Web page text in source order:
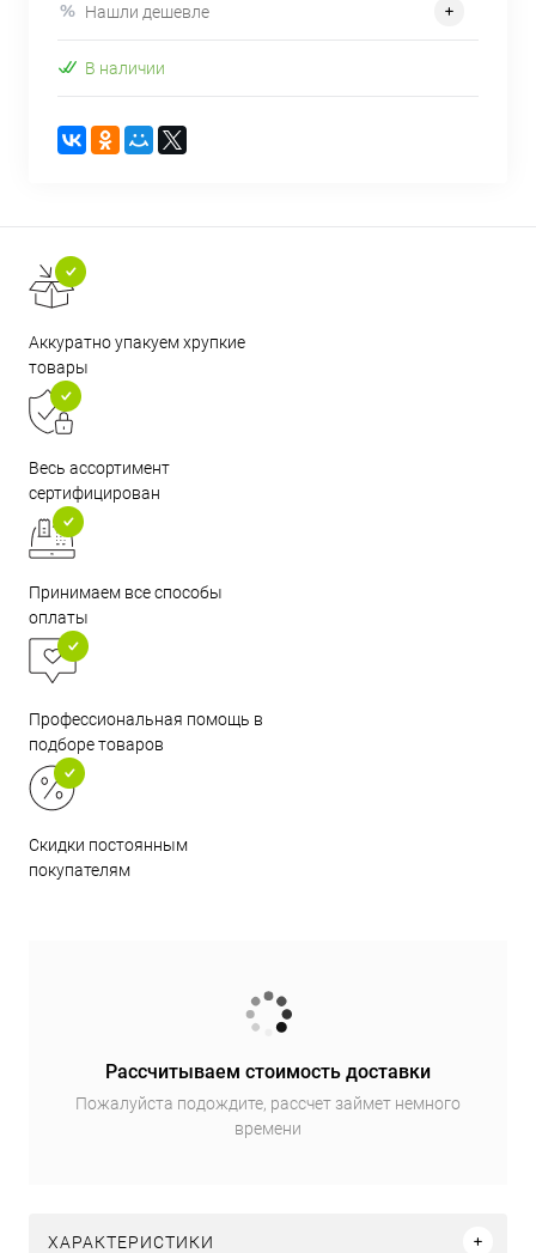
Нашли дешевле
В наличии
Аккуратно упакуем хрупкие
товары
Весь ассортимент
сертифицирован
Принимаем все способы
оплаты
Профессиональная помощь в
подборе товаров
Скидки постоянным
покупателям
Рассчитываем стоимость доставки
Пожалуйста подождите, рассчет займет немного
времени
ХАРАКТЕРИСТИКИ